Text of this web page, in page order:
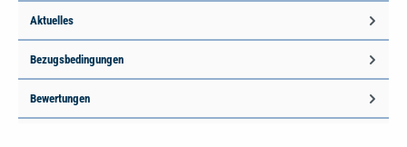
Aktuelles
Bezugsbedingungen
Bewertungen